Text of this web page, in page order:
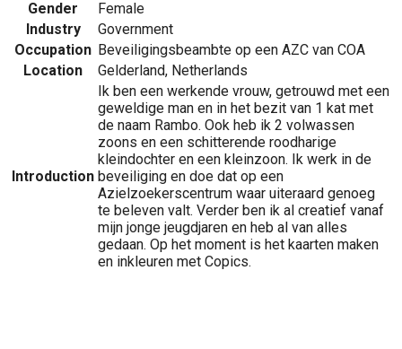
Gender
Female
Industry
Government
Occupation Beveiligingsbeambte op een AZC van COA
Location
Gelderland, Netherlands
Introduction
Ik ben een werkende vrouw, getrouwd met een
geweldige man en in het bezit van 1 kat met
de naam Rambo. Ook heb ik 2 volwassen
zoons en een schitterende roodharige
kleindochter en een kleinzoon. Ik werk in de
beveiliging en doe dat op een
Azielzoekerscentrum waar uiteraard genoeg
te beleven valt. Verder ben ik al creatief vanaf
mijn jonge jeugdjaren en heb al van alles
gedaan. Op het moment is het kaarten maken
en inkleuren met Copics.